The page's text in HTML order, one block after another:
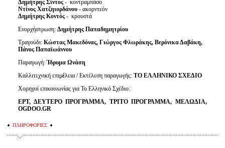
Δημήτρης Σίντος- κοντραμπάσο
Ντίνος Χατζηιορδάνου- ακορντεόν
Δημήτρης Κοντός- κρουστά
Ενορχήστρωση: Δημήτρης Παπαδημητρίου
Τραγούδι: Κώστας Μακεδόνας, Γιώργος Φλωράκης, Βερόνικα Δαβάκη,
Πάνος Παπαϊωάννου
Παραγωγή:Ίδρυμα Ωνάση
Καλλιτεχνική επιμέλεια / Εκτέλεση παραγωγής: ΤΟ ΕΛΛΗΝΙΚΟ ΣΧΕΔΙΟ
Χορηγοί επικοινωνίας για Το Ελληνικό Σχέδιο:
ΕΡΤ, ΔΕΥΤΕΡΟ ΠΡΟΓΡΑΜΜΑ, ΤΡΙΤΟ ΠΡΟΓΡΑΜΜΑ, ΜΕΛΩΔΙΑ,
OGDOO.GR
ΠΛΗΡΟΦΟΡΙΕΣ